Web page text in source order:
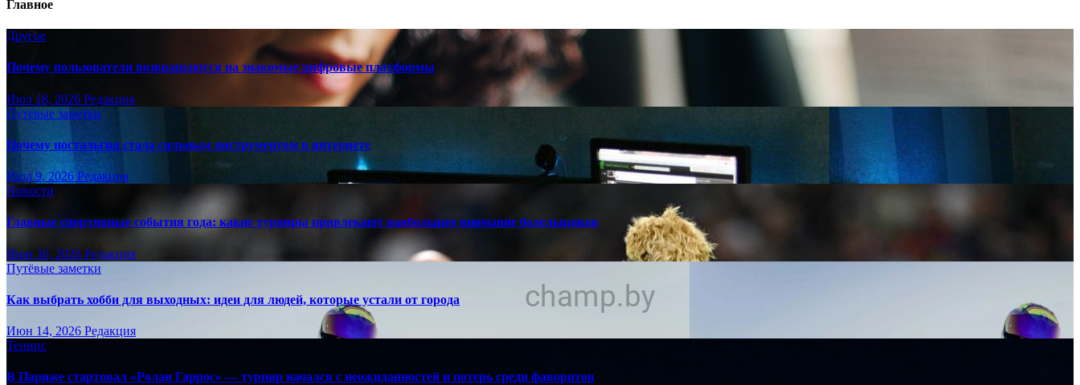
Главное
Другое
Почему пользователи возвращаются на знакомые цифровые платформы
Июл 18, 2026 Редакция
Путёвые заметки
Почему ностальгия стала сильным инструментом в интернете
Июл 9, 2026 Редакция
Новости
Главные спортивные события года: какие турниры привлекают наибольшее внимание болельщиков
Июн 30, 2026 Редакция
Путёвые заметки
Как выбрать хобби для выходных: идеи для людей, которые устали от города
Июн 14, 2026 Редакция
Теннис
В Париже стартовал «Ролан Гаррос» — турнир начался с неожиданностей и потерь среди фаворитов